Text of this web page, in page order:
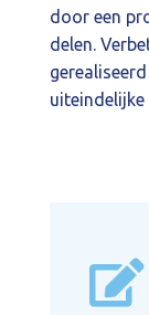
door een
delen.
